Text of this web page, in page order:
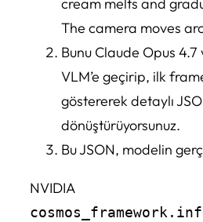
The camera moves
Bunu Claude Opus
VLM’e geçirip, ilk
göstererek detaylı
dönüştürüyorsunuz.
Bu JSON, modelin
NVIDIA